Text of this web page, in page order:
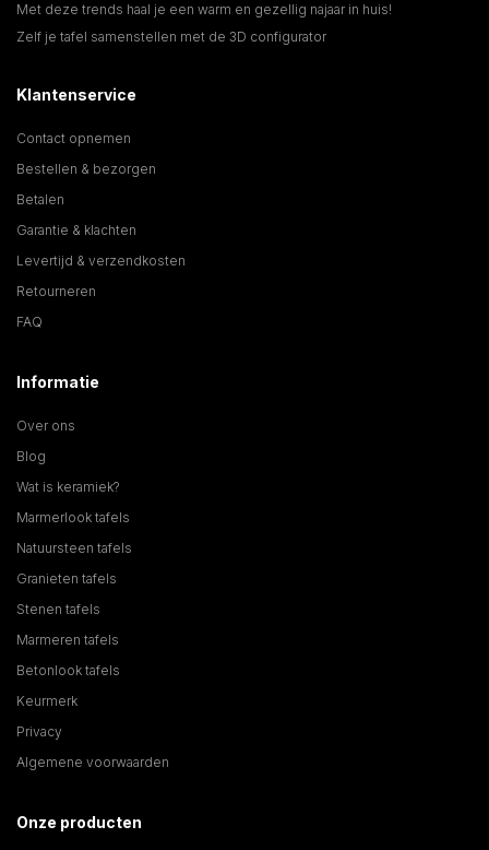
Met deze trends haal je een warm en gezellig najaar in huis!
Zelf je tafel samenstellen met de 3D configurator
Klantenservice
Contact opnemen
Bestellen & bezorgen
Betalen
Garantie & klachten
Levertijd & verzendkosten
Retourneren
FAQ
Informatie
Over ons
Blog
Wat is keramiek?
Marmerlook tafels
Natuursteen tafels
Granieten tafels
Stenen tafels
Marmeren tafels
Betonlook tafels
Keurmerk
Privacy
Algemene voorwaarden
Onze producten